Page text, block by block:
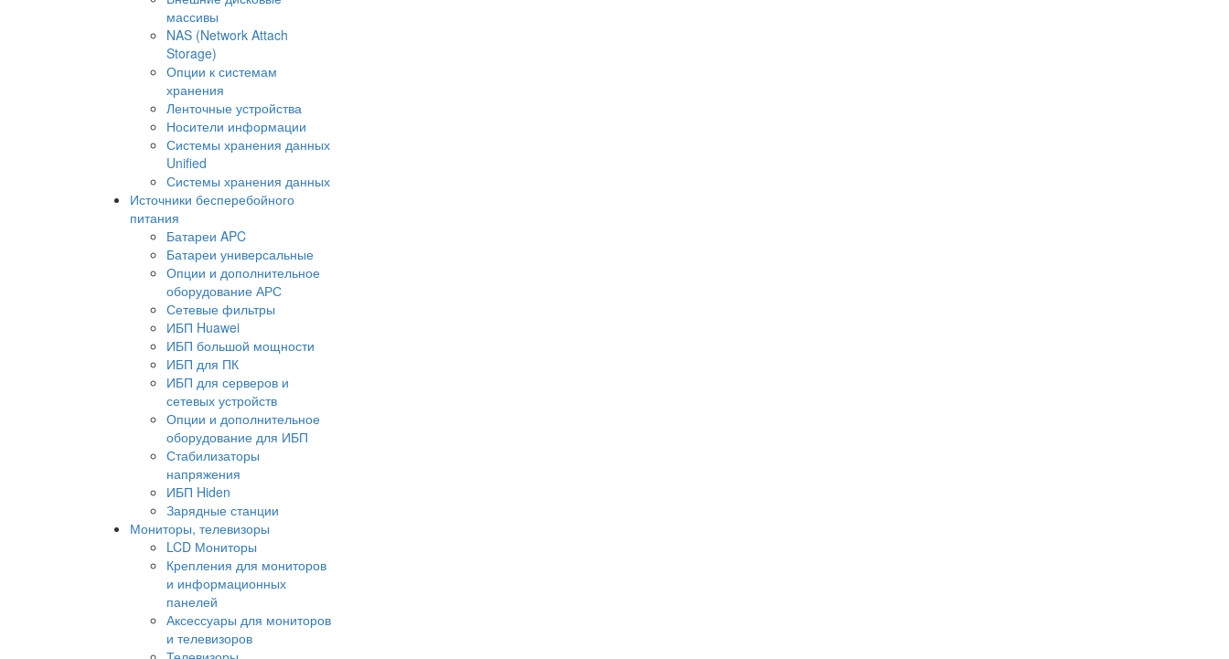
массивы
NAS (Network Attach
Storage)
Опции к системам
хранения
Ленточные устройства
Носители информации
Системы хранения данных
Unified
Системы хранения данных
Источники бесперебойного
питания
Батареи APC
Батареи универсальные
Опции и дополнительное
оборудование АРС
Сетевые фильтры
ИБП Huawei
ИБП большой мощности
ИБП для ПК
ИБП для серверов и
сетевых устройств
Опции и дополнительное
оборудование для ИБП
Стабилизаторы
напряжения
ИБП Hiden
Зарядные станции
Мониторы, телевизоры
LCD Мониторы
Крепления для мониторов
и информационных
панелей
Аксессуары для мониторов
и телевизоров